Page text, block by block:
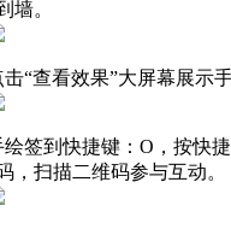
墙。
击“查看效果”大屏幕展示
绘签到快捷键：O，按快
，扫描二维码参与互动。